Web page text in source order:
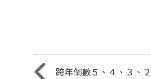
跨年倒數５、４、３、